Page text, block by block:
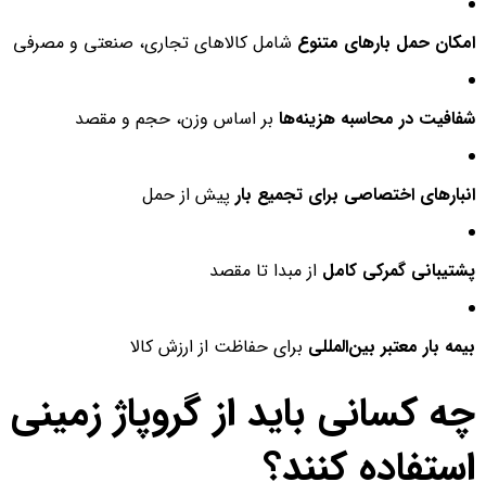
امکان حمل بارهای متنوع شامل کالاهای تجاری، صنعتی و مصرفی
شفافیت در محاسبه هزینه‌ها بر اساس وزن، حجم و مقصد
انبارهای اختصاصی برای تجمیع بار پیش از حمل
پشتیبانی گمرکی کامل از مبدا تا مقصد
بیمه بار معتبر بین‌المللی برای حفاظت از ارزش کالا
چه کسانی باید از گروپاژ زمینی
استفاده کنند؟